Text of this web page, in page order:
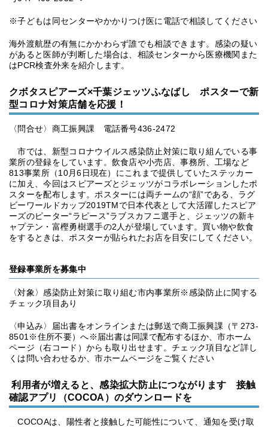
※子どもは同センターやかかりつけ医に電話で相談してください
海外渡航歴の有無にかかわらず誰でも相談できます。感染の疑い
があると医師が判断した場合は、相談センターから医療機関また
はPCR検査外来を紹介します。
クボタスピアーズ×千葉ジェッツふなばし ポスターで新
型コロナ対策店舗を応援！
〈問合せ〉商工振興課 電話番号436-2472
市では、新型コロナウイルス感染防止対策に取り組んでいる事
業所の登録をしています。飲食店や小売店、事務所、工場など
813事業所（10月6日現在）にこれまで提供していたステッカー
に加え、今回はスピアーズとジェッツがコラボレーションしたポ
スターを配布します。ポスターには両チームの“顔”である、ラグ
ビーワールドカップ2019TMで日本代表として大活躍したスピア
ーズのピーター“ラピース”ラブスカフニ選手と、ジェッツの新キ
ャプテン・富樫勇樹選手の2人が登場しています。買い物や飲食
をするときは、ポスターが貼られたお店を目安にしてください。
登録事業所を募集中
〈対象〉感染防止対策に取り組む市内事業所※感染防止に関する
チェック項目あり
〈申込み〉届出書をオンラインまたは郵送で商工振興課（〒273-
8501※住所不要）へ※届出書は同課で配布するほか、市ホーム
ページ（右コード）からも取り出せます。チェック項目など詳し
くは問い合わせるか、市ホームページをご覧ください
利用者が増えると、感染拡大防止につながります 接触
確認アプリ（COCOA）のダウンロードを
COCOAは、陽性者と接触した可能性について、通知を受け取